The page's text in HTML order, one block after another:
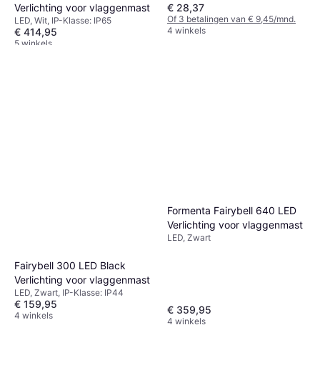
Verlichting voor vlaggenmast
LED, Wit, IP-Klasse: IP65
€ 414,95
5 winkels
€ 28,37
Of 3 betalingen van € 9,45/mnd.
4 winkels
Fairybell 300 LED Black
Verlichting voor vlaggenmast
LED, Zwart, IP-Klasse: IP44
€ 159,95
4 winkels
Formenta Fairybell 640 LED
Verlichting voor vlaggenmast
LED, Zwart
€ 359,95
4 winkels